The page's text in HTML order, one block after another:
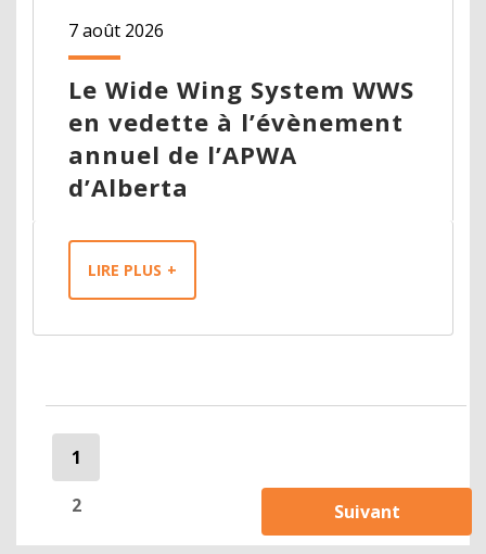
Le Wide Wing System WWS
en vedette à l’évènement
annuel de l’APWA
d’Alberta
7 août 2026
LIRE PLUS
1
2
Suivant